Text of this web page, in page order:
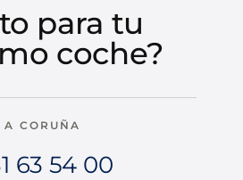
para tu
coche?
A CORUÑA
63 54 00